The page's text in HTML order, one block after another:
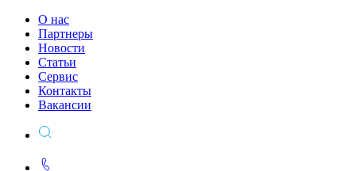
О нас
Партнеры
Новости
Статьи
Сервис
Контакты
Вакансии